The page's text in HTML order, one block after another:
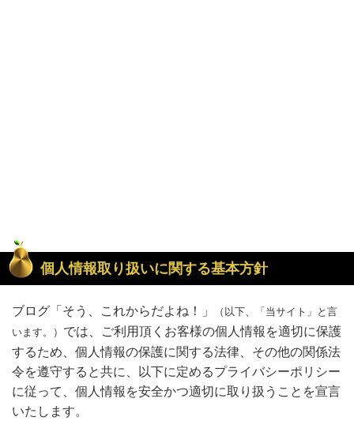
個人情報取り扱いに関する基本方針
ブログ「そう、これからだよね！」
（以下、「当サイト」と言
います。） では、ご利用頂くお客様の個人情報を適切に保護
するため、個人情報の保護に関する法律、その他の関係法
令を遵守すると共に、以下に定めるプライバシーポリシー
に従って、個人情報を安全かつ適切に取り扱うことを宣言
いたします。